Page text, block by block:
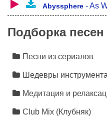
Abyssphere -As
Подборка песен
Песни из сериалов
Шедевры
Медитация и
Club Mix (Клубняк)